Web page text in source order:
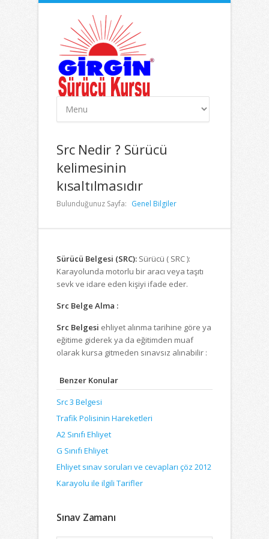
Src Nedir ? Sürücü
kelimesinin
kısaltılmasıdır
Bulunduğunuz Sayfa: Genel Bilgiler
Sürücü Belgesi (SRC): Sürücü ( SRC ):
Karayolunda motorlu bir aracı veya taşıtı
sevk ve idare eden kişiyi ifade eder.
Src Belge Alma :
Src Belgesi ehliyet alınma tarihine göre ya
eğitime giderek ya da eğitimden muaf
olarak kursa gitmeden sınavsız alınabilir :
Benzer Konular
Src 3 Belgesi
Trafik Polisinin Hareketleri
A2 Sınıfı Ehliyet
G Sınıfı Ehliyet
Ehliyet sınav soruları ve cevapları çöz 2012
Karayolu ile ilgili Tarifler
Sınav Zamanı